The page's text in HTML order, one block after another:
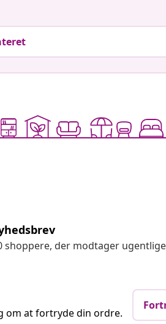
shoppere, der modtager
om at fortryde din ordre.